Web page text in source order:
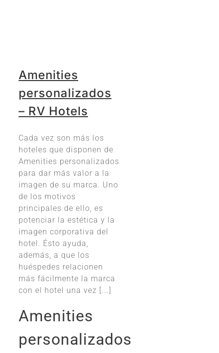
Amenities
personalizados
– RV Hotels
Cada vez son más los
hoteles que disponen de
Amenities personalizados
para dar más valor a la
imagen de su marca. Uno
de los motivos
principales de ello, es
potenciar la estética y la
imagen corporativa del
hotel. Ésto ayuda,
además, a que los
huéspedes relacionen
más fácilmente la marca
con el hotel una vez [...]
Amenities
personalizados